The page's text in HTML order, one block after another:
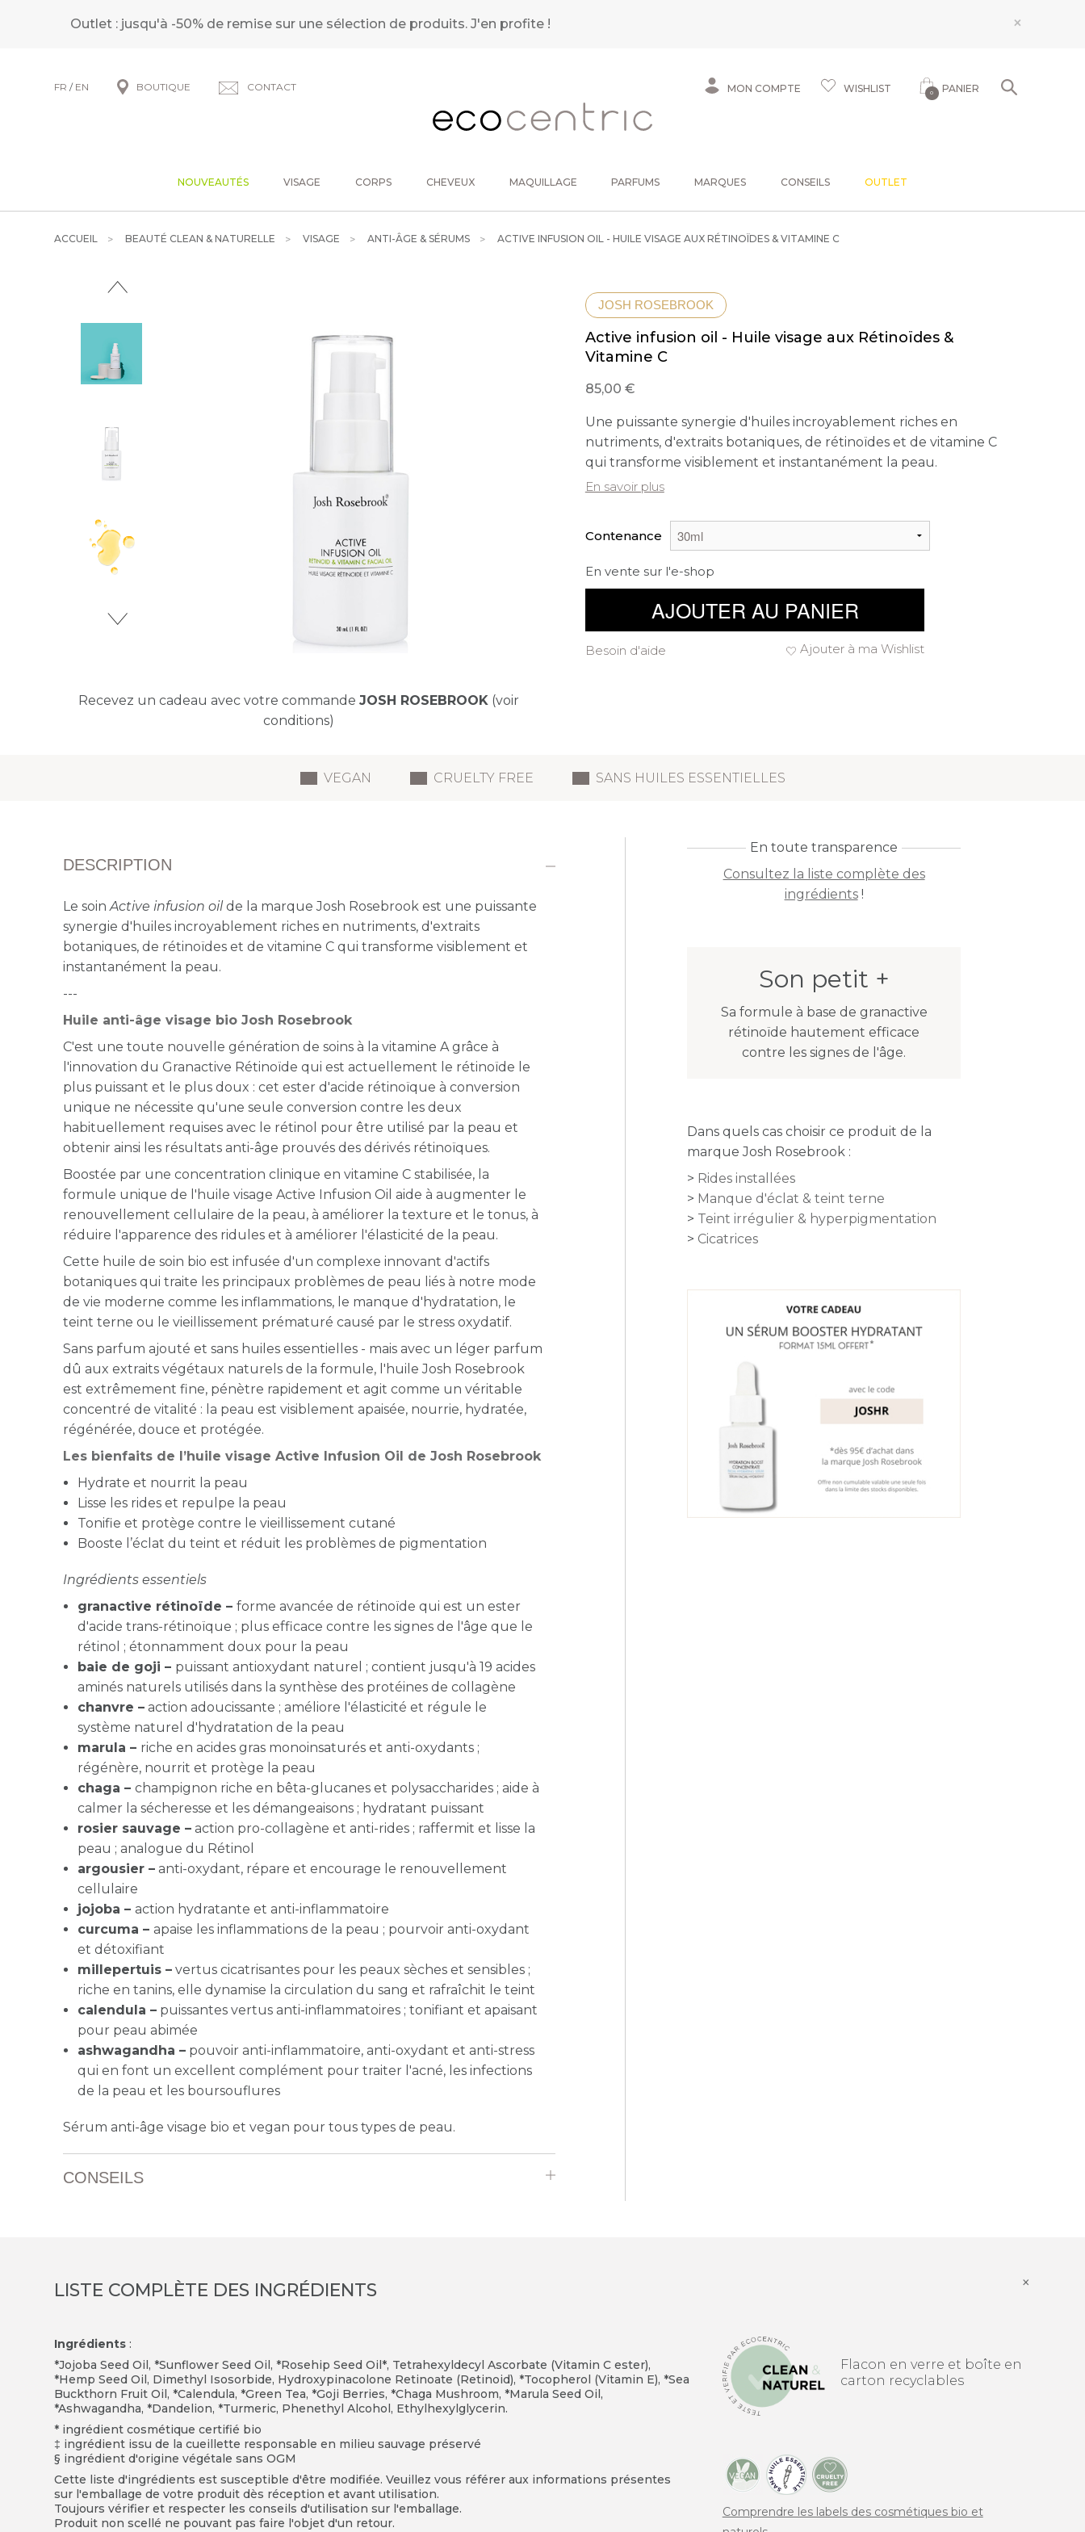
Outlet : jusqu'à -50% de remise sur une sélection de produits.J'en profite ! ×
FR / EN BOUTIQUE CONTACT MON COMPTE WISHLIST 0 PANIER
NOUVEAUTÉS VISAGE CORPS CHEVEUX MAQUILLAGE PARFUMS MARQUES CONSEILS OUTLET
ACCUEIL BEAUTÉ CLEAN & NATURELLE VISAGE ANTI-ÂGE & SÉRUMS ACTIVE INFUSION OIL - HUILE VISAGE AUX RÉTINOÏDES & VITAMINE C
Recevez un cadeau avec votre commande JOSH ROSEBROOK(voir
conditions)
JOSH ROSEBROOK
Active infusion oil - Huile visage aux Rétinoïdes &
Vitamine C
85,00
Une puissante synergie d'huiles incroyablement riches en
nutriments, d'extraits botaniques, de rétinoïdes et de vitamine C
qui transforme visiblement et instantanément la peau.
En savoir plus
Contenance
En vente sur l'e-shop
AJOUTER AU PANIER
Ajouter à ma Wishlist
Besoin d'aide
VEGAN CRUELTY FREE SANS HUILES ESSENTIELLES
DESCRIPTION
Le soinActive infusion oilde la marque Josh Rosebrook est une puissante
synergie d'huiles incroyablement riches en nutriments, d'extraits
botaniques, de rétinoïdes et de vitamine C qui transforme visiblement et
instantanément la peau.
---
Huile anti-âge visage bio Josh Rosebrook
C'est une toute nouvelle génération de soins à la vitamine A grâce à
l'innovation du Granactive Rétinoïde qui est actuellement le rétinoïde le
plus puissant et le plus doux : cet ester d'acide rétinoïque à conversion
unique ne nécessite qu'une seule conversion contre les deux
habituellement requises avec le rétinol pour être utilisé par la peau et
obtenir ainsi les résultats anti-âge prouvés des dérivés rétinoïques.
Boostée par une concentration clinique en vitamine C stabilisée, la
formule unique de l'huile visage Active Infusion Oil aide à augmenter le
renouvellement cellulaire de la peau, à améliorer la texture et le tonus, à
réduire l'apparence des ridules et à améliorer l'élasticité de la peau.
Cette huile de soin bio est infusée d'un complexe innovant d'actifs
botaniques qui traite les principaux problèmes de peau liés à notre mode
de vie moderne comme les inflammations, le manque d'hydratation, le
teint terne ou le vieillissement prématuré causé par le stress oxydatif.
Sans parfum ajouté et sans huiles essentielles - mais avec un léger parfum
dû aux extraits végétaux naturels de la formule, l'huile Josh Rosebrook
est extrêmement fine, pénètre rapidement et agit comme un véritable
concentré de vitalité : la peau est visiblement apaisée, nourrie, hydratée,
régénérée, douce et protégée.
Les bienfaits de l’huile visage Active Infusion Oil de Josh Rosebrook
Hydrate et nourrit la peau
Lisse les rides et repulpe la peau
Tonifie et protège contre le vieillissement cutané
Booste l’éclat du teint et réduit les problèmes de pigmentation
Ingrédients essentiels
granactive rétinoïde – forme avancée de rétinoïde qui est un ester
d'acide trans-rétinoïque ; plus efficace contre les signes de l'âge que le
rétinol ; étonnamment doux pour la peau
baie de goji – puissant antioxydant naturel ; contient jusqu'à 19 acides
aminés naturels utilisés dans la synthèse des protéines de collagène
chanvre – action adoucissante ; améliore l'élasticité et régule le
système naturel d'hydratation de la peau
marula – riche en acides gras monoinsaturés et anti-oxydants ;
régénère, nourrit et protège la peau
chaga – champignon riche en bêta-glucanes et polysaccharides ; aide à
calmer la sécheresse et les démangeaisons ; hydratant puissant
rosier sauvage – action pro-collagène et anti-rides ; raffermit et lisse la
peau ; analogue du Rétinol
argousier –anti-oxydant, répare et encourage le renouvellement
cellulaire
jojoba – action hydratante et anti-inflammatoire
curcuma – apaise les inflammations de la peau ; pourvoir anti-oxydant
et détoxifiant
millepertuis – vertus cicatrisantes pour les peaux sèches et sensibles ;
riche en tanins, elle dynamise la circulation du sang et rafraîchit le teint
calendula – puissantes vertus anti-inflammatoires ; tonifiant et apaisant
pour peau abimée
ashwagandha –pouvoir anti-inflammatoire, anti-oxydant et anti-stress
qui en font un excellent complément pour traiter l'acné, les infections
de la peau et les boursouflures
Sérum anti-âge visage bio et vegan pour tous types de peau.
CONSEILS
En toute transparence
Consultez la liste complète des
ingrédients!
Son petit +
Sa formule à base de granactive
rétinoïde hautement efficace
contre les signes de l'âge.
Dans quels cas choisir ce produit de la
marque Josh Rosebrook :
Rides installées
Manque d'éclat & teint terne
Teint irrégulier & hyperpigmentation
Cicatrices
LISTE COMPLÈTE DES INGRÉDIENTS ×
Ingrédients :
*Jojoba Seed Oil, *Sunflower Seed Oil, *Rosehip Seed Oil*, Tetrahexyldecyl Ascorbate (Vitamin C ester),
*Hemp Seed Oil, Dimethyl Isosorbide, Hydroxypinacolone Retinoate (Retinoid), *Tocopherol (Vitamin E), *Sea
Buckthorn Fruit Oil, *Calendula, *Green Tea, *Goji Berries, *Chaga Mushroom, *Marula Seed Oil,
*Ashwagandha, *Dandelion, *Turmeric, Phenethyl Alcohol, Ethylhexylglycerin.
* ingrédient cosmétique certifié bio
ingrédient issu de la cueillette responsable en milieu sauvage préservé
§ ingrédient d'origine végétale sans OGM
Cette liste d'ingrédients est susceptible d'être modifiée. Veuillez vous référer aux informations présentes
sur l'emballage de votre produit dès réception et avant utilisation.
Toujours vérifier et respecter les conseils d'utilisation sur l'emballage.
Produit non scellé ne pouvant pas faire l'objet d'un retour.
Flacon en verre et boîte en
carton recyclables
Comprendre les labels des cosmétiques bio et